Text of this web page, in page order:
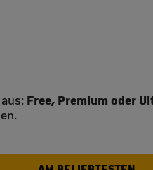
Free, Premium oder